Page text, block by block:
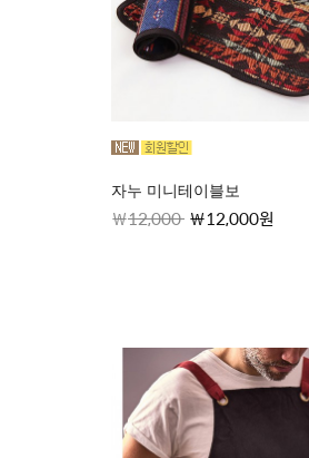
자누 미니테이블보
12,000 12,000원